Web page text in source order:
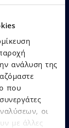
ανάλυση της
που
οι
με άλλες